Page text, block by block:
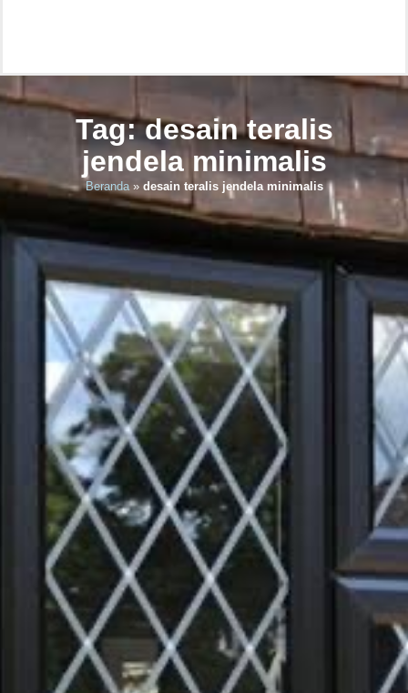
Tag: desain teralis
jendela minimalis
Beranda» desain teralis jendela minimalis